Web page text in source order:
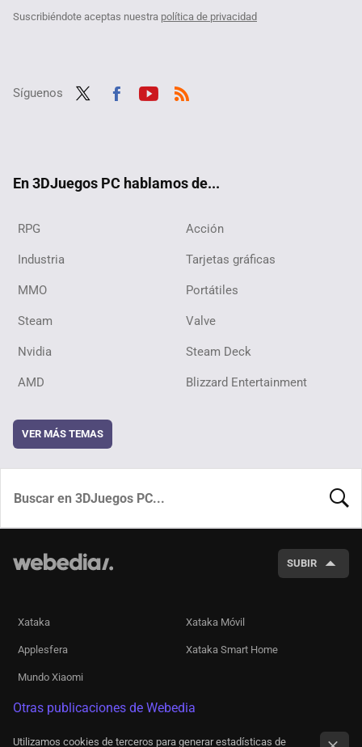
Suscribiéndote aceptas nuestra política de privacidad
Síguenos
En 3DJuegos PC hablamos de...
RPG Acción
Industria Tarjetas gráficas
MMO Portátiles
Steam Valve
Nvidia Steam Deck
AMD Blizzard Entertainment
VER MÁS TEMAS
SUBIR
Xataka Xataka Móvil
Applesfera Xataka Smart Home
Mundo Xiaomi
Otras publicaciones de Webedia
Utilizamos cookies de terceros para generar estadísticas de